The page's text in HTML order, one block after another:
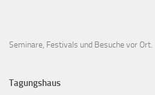
Seminare, Festivals und Besuche vor Ort.
Tagungshaus